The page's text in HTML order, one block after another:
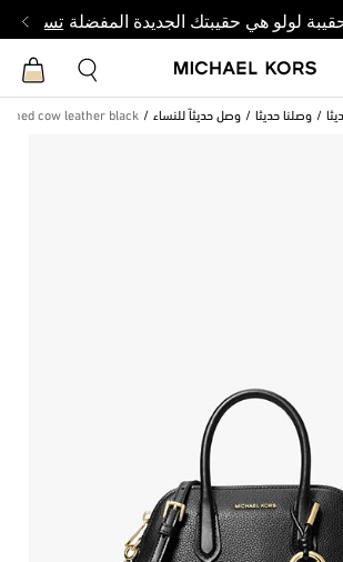
لولو هي حقيبتك الجديدة المفضلة تسوق
وصلنا حديثا وصل حديثاً للنساء cow leather black